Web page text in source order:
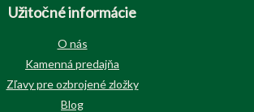
Užitočné informácie
O nás
Kamenná predajňa
Zľavy pre ozbrojené zložky
Blog